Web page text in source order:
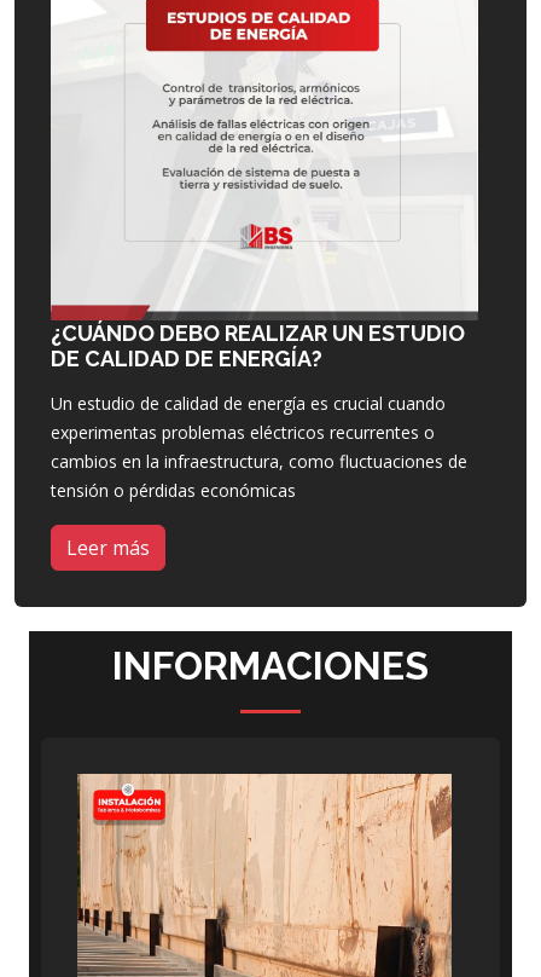
¿CUÁNDO DEBO REALIZAR UN ESTUDIO
DE CALIDAD DE ENERGÍA?
Un estudio de calidad de energía es crucial cuando
experimentas problemas eléctricos recurrentes o
cambios en la infraestructura, como fluctuaciones de
tensión o pérdidas económicas
Leer más
INFORMACIONES